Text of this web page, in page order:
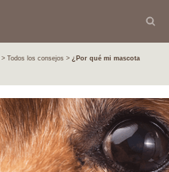
Todos los consejos
¿Por qué mi mascota